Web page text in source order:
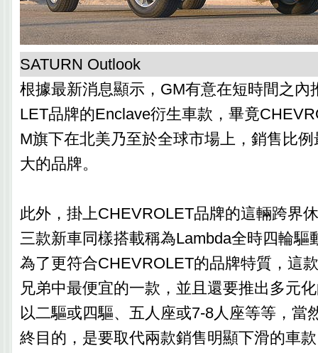
SATURN Outlook
根據最新消息顯示，GM有意在短時間之內
LET品牌的Enclave衍生車款，畢竟
M旗下在北美乃至於全球市場上，銷售比
大的品牌。
此外，掛上CHEVROLET品牌的這輛跨界
三款新車同樣搭載稱為Lambda全時四輪驅
為了更符合CHEVROLET的品牌特質，這
兄弟中最便宜的一款，並且還要推出多元
以二驅或四驅、五人座或7-8人座等等，當
終目的，是要取代兩款銷售明顯下滑的車